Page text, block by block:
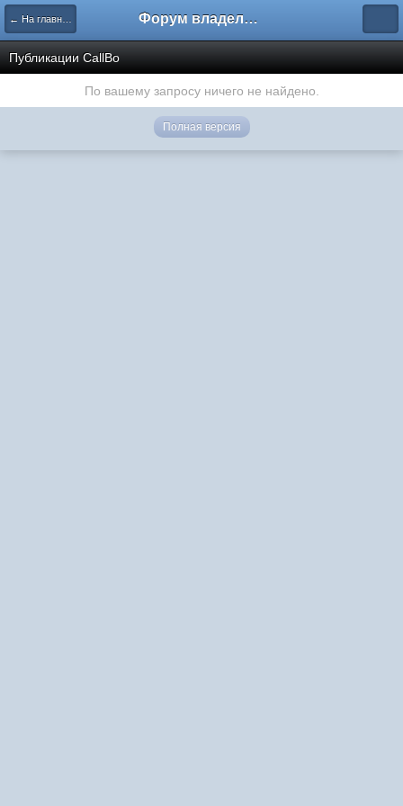
← На главную Форум владельцев интернет-магазинов
Публикации CallBo
По вашему запросу ничего не найдено.
Полная версия